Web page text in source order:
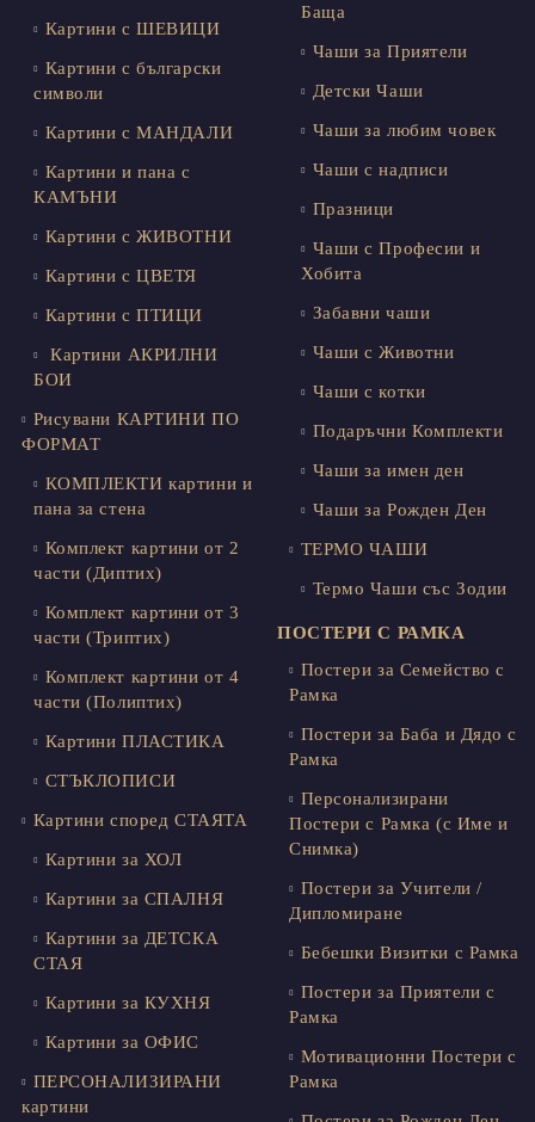
Картини с ШЕВИЦИ
Картини с български
символи
Картини с МАНДАЛИ
Картини и пана с
КАМЪНИ
Картини с ЖИВОТНИ
Картини с ЦВЕТЯ
Картини с ПТИЦИ
Картини АКРИЛНИ
БОИ
Рисувани КАРТИНИ ПО
ФОРМАТ
КОМПЛЕКТИ картини и
пана за стена
Комплект картини от 2
части (Диптих)
Комплект картини от 3
части (Триптих)
Комплект картини от 4
части (Полиптих)
Картини ПЛАСТИКА
СТЪКЛОПИСИ
Картини според СТАЯТА
Картини за ХОЛ
Картини за СПАЛНЯ
Картини за ДЕТСКА
СТАЯ
Картини за КУХНЯ
Картини за ОФИС
ПЕРСОНАЛИЗИРАНИ
картини
Баща
Чаши за Приятели
Детски Чаши
Чаши за любим човек
Чаши с надписи
Празници
Чаши с Професии и
Хобита
Забавни чаши
Чаши с Животни
Чаши с котки
Подаръчни Комплекти
Чаши за имен ден
Чаши за Рожден Ден
ТЕРМО ЧАШИ
Термо Чаши със Зодии
ПОСТЕРИ С РАМКА
Постери за Семейство с
Рамка
Постери за Баба и Дядо с
Рамка
Персонализирани
Постери с Рамка (с Име и
Снимка)
Постери за Учители /
Дипломиране
Бебешки Визитки с Рамка
Постери за Приятели с
Рамка
Мотивационни Постери с
Рамка